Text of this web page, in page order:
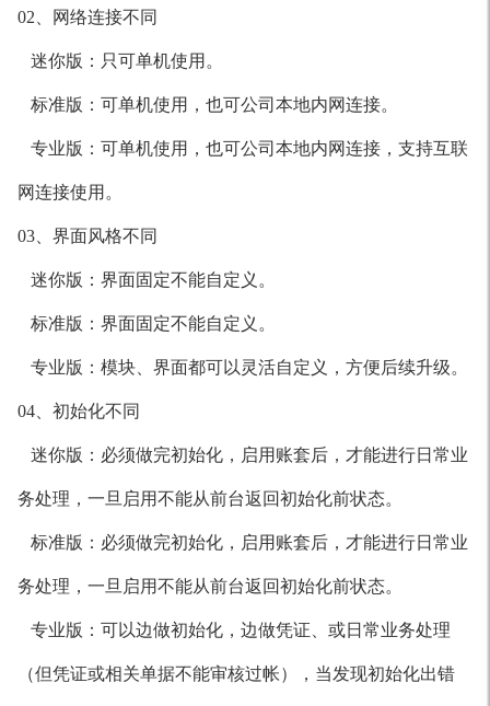
02、网络连接不同
迷你版：只可单机使用。
标准版：可单机使用，也可公司本地内网连接。
专业版：可单机使用，也可公司本地内网连接，支持互联
网连接使用。
03、界面风格不同
迷你版：界面固定不能自定义。
标准版：界面固定不能自定义。
专业版：模块、界面都可以灵活自定义，方便后续升级。
04、初始化不同
迷你版：必须做完初始化，启用账套后，才能进行日常业
务处理，一旦启用不能从前台返回初始化前状态。
标准版：必须做完初始化，启用账套后，才能进行日常业
务处理，一旦启用不能从前台返回初始化前状态。
专业版：可以边做初始化，边做凭证、或日常业务处理
（但凭证或相关单据不能审核过帐），当发现初始化出错